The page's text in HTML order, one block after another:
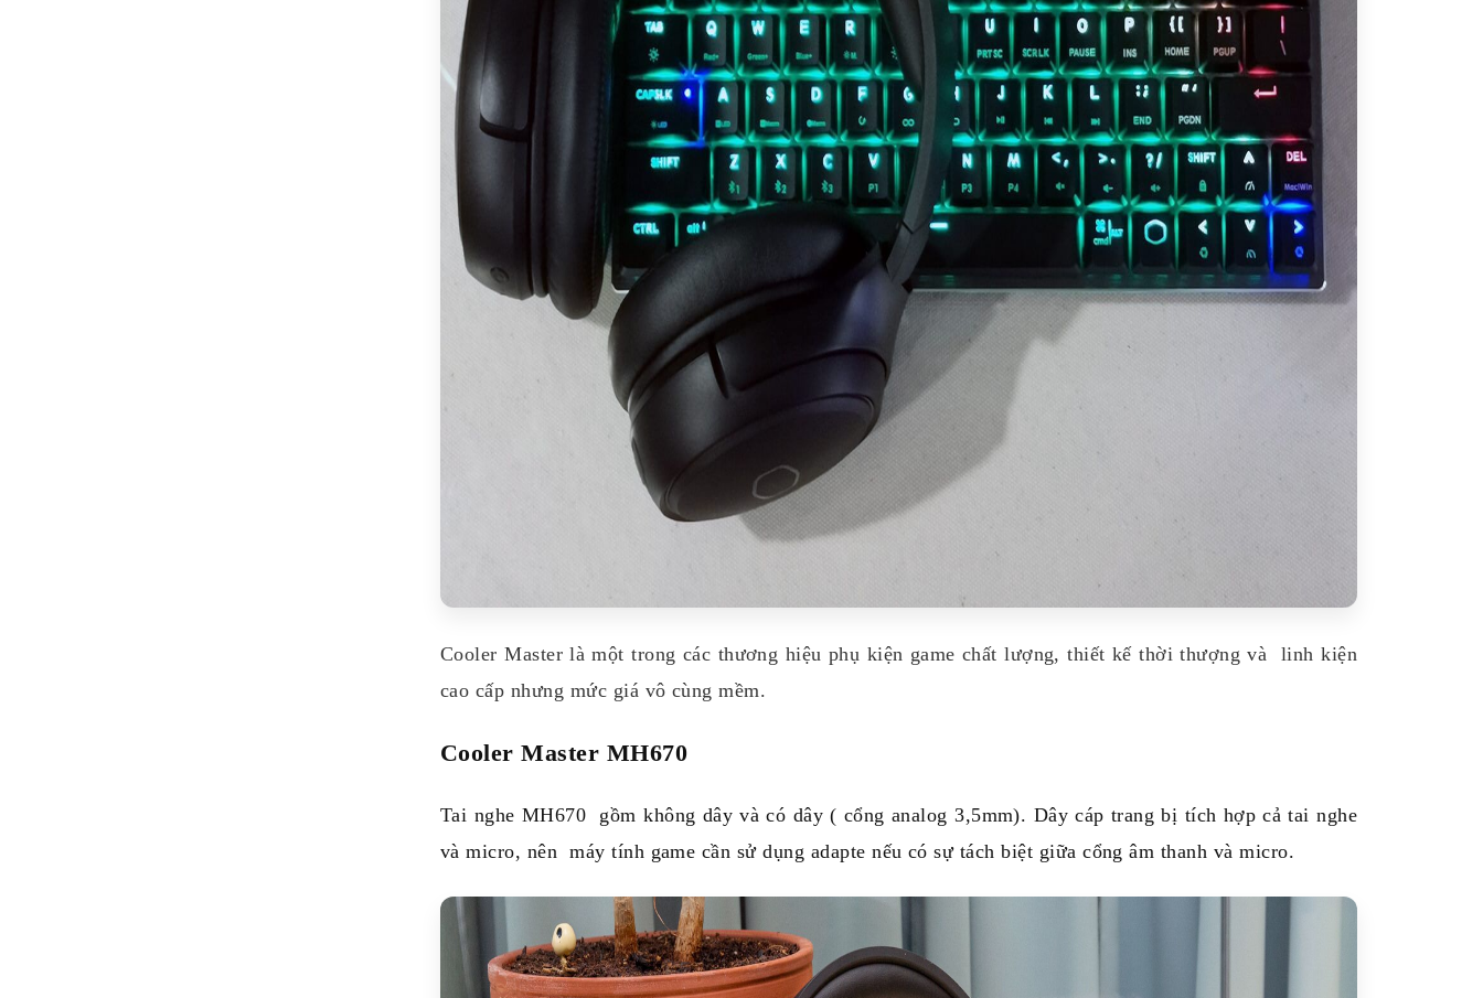
Cooler Master là một trong các thương hiệu phụ kiện game chất lượng, thiết kế thời thượng và linh kiện
cao cấp nhưng mức giá vô cùng mềm.
Cooler Master MH670
Tai nghe MH670 gồm không dây và có dây ( cổng analog 3,5mm). Dây cáp trang bị tích hợp cả tai nghe
và micro, nên máy tính game cần sử dụng adapte nếu có sự tách biệt giữa cổng âm thanh và micro.